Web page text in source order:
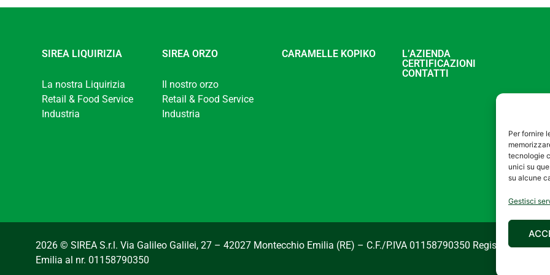
Per fornire
tecnologie
unici su
su alcune
Gestisci
SIREA LIQUIRIZIA
La nostra Liquirizia
Retail & Food Service
Industria
SIREA ORZO
Il nostro orzo
Retail & Food Service
Industria
CARAMELLE KOPIKO
L’AZIENDA
CERTIFICAZIONI
CONTATTI
2026 © SIREA S.r.l. Via Galileo Galilei, 27 – 42027 Montecchio Emilia (RE) – C.F./P.IVA 01158790350 Registro Imprese
Emilia al nr. 01158790350